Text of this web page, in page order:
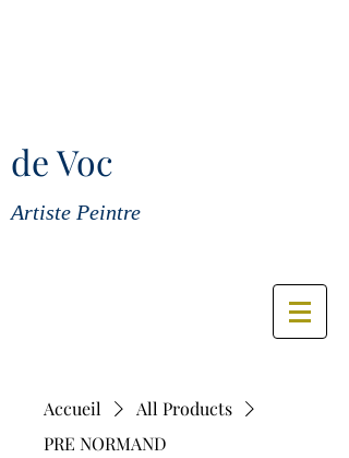
de Voc
Artiste Peintre
Accueil
All Products
PRE NORMAND